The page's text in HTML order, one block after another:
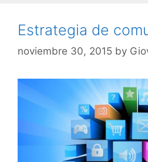
Estrategia de
noviembre 30, 2015 by